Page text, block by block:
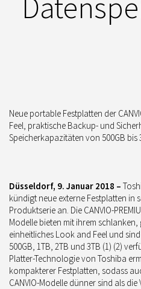
Neue portable Festplatten der
Feel, praktische Backup- und
Speicherkapazitäten von 500GB bis
Düsseldorf, 9. Januar 2018 –
kündigt neue externe Festplatten in
Produktserie an. Die CANVIO-
Modelle bieten mit ihrem
einheitliches Look and Feel und
500GB, 1TB, 2TB und 3TB (1) (2)
Platter-Technologie von Toshiba
kompakterer Festplatten, sodass
CANVIO-Modelle dünner sind als